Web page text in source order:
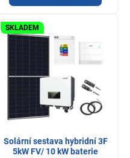
16A.Kerberos typu .H může
přesměrovat energii při nahřátém
primárním bojleru do druhého
k...
SKLADEM
Solární sestava hybridní 3F
5kW FV/ 10 kW baterie